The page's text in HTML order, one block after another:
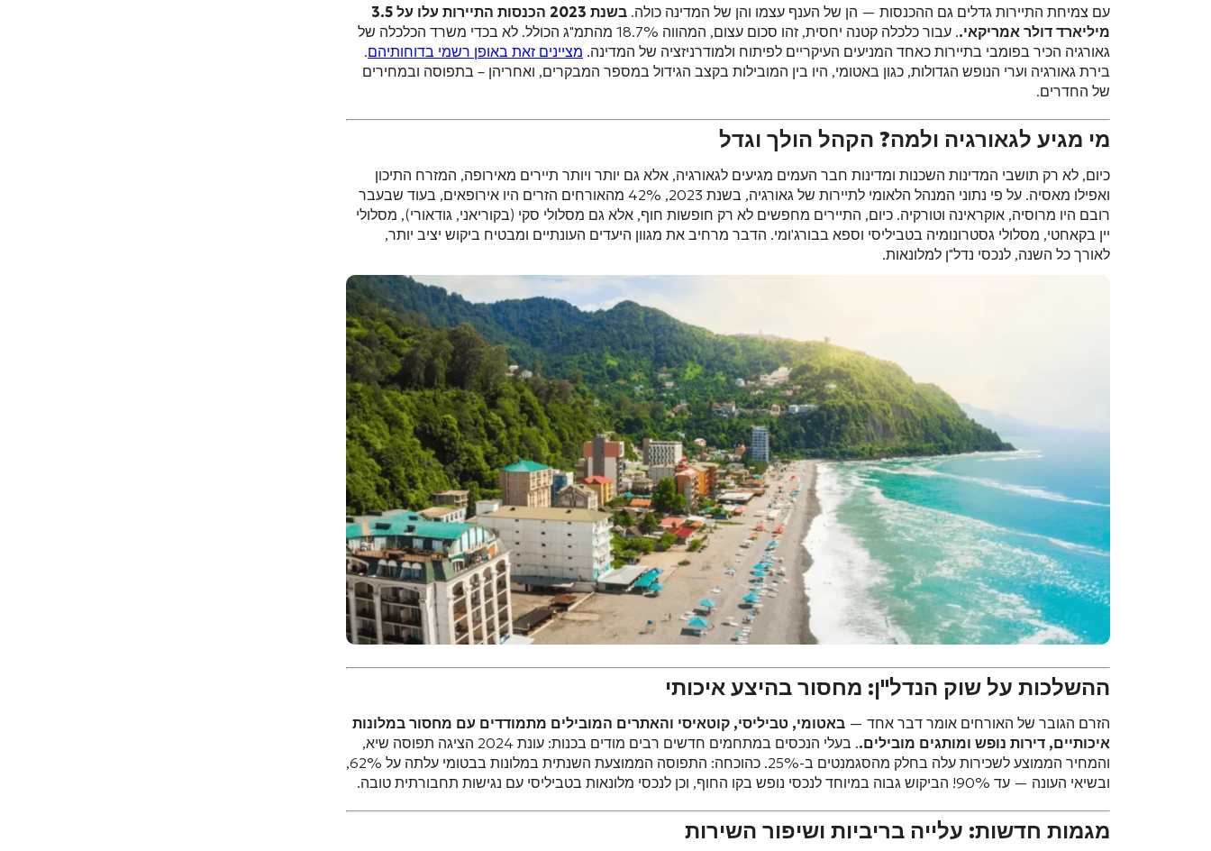
עם צמיחת התיירות גדלים גם ההכנסות — הן של הענף עצמו והן של המדינה כולה.
בשנת 2023 הכנסות התיירות עלו על 3.5
מיליארד דולר אמריקאי.
. עבור כלכלה קטנה יחסית, זהו סכום עצום, המהווה 18.7% מהתמ"ג הכולל. לא בכדי משרד הכלכלה של
גאורגיה הכיר בפומבי בתיירות כאחד המניעים העיקריים לפיתוח ולמודרניזציה של המדינה. מציינים זאת באופן רשמי בדוחותיהם.
בירת גאורגיה וערי הנופש הגדולות, כגון באטומי, היו בין המובילות בקצב הגידול במספר המבקרים, ואחריהן – בתפוסה ובמחירים
של החדרים.
מי מגיע לגאורגיה ולמה? הקהל הולך וגדל
כיום, לא רק תושבי המדינות השכנות ומדינות חבר העמים מגיעים לגאורגיה, אלא גם יותר ויותר תיירים מאירופה, המזרח התיכון
ואפילו מאסיה. על פי נתוני המנהל הלאומי לתיירות של גאורגיה, בשנת 2023, 42% מהאורחים הזרים היו אירופאים, בעוד שבעבר
רובם היו מרוסיה, אוקראינה וטורקיה. כיום, התיירים מחפשים לא רק חופשות חוף, אלא גם מסלולי סקי (בקוריאני, גודאורי), מסלולי
יין בקאחטי, מסלולי גסטרונומיה בטביליסי וספא בבורג'ומי. הדבר מרחיב את מגוון היעדים העונתיים ומבטיח ביקוש יציב יותר,
לאורך כל השנה, לנכסי נדל"ן למלונאות.
ההשלכות על שוק הנדל"ן: מחסור בהיצע איכותי
הזרם הגובר של האורחים אומר דבר אחד — באטומי, טביליסי, קוטאיסי והאתרים המובילים מתמודדים עם מחסור במלונות
איכותיים, דירות נופש ומותגים מובילים.
. בעלי הנכסים במתחמים חדשים רבים מודים בכנות: עונת 2024 הציגה תפוסה שיא,
והמחיר הממוצע לשכירות עלה בחלק מהסגמנטים ב-25%. כהוכחה: התפוסה הממוצעת השנתית במלונות בבטומי עלתה על 62%,
ובשיאי העונה — עד 90%! הביקוש גבוה במיוחד לנכסי נופש בקו החוף, וכן לנכסי מלונאות בטביליסי עם נגישות תחבורתית טובה.
מגמות חדשות: עלייה בריביות ושיפור השירות